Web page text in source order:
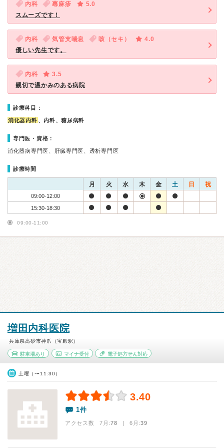
内科 蕁麻疹
5.0
スムーズです！
内科 気管支喘息 咳（セキ）
4.0
優しい先生です。
内科
3.5
親切で温かみのある病院
診療科目：
消化器内科 、内科、糖尿病科
専門医・資格：
消化器病専門医、肝臓専門医、透析専門医
診療時間
月 火 水 木 金 土 日 祝
09:00-12:00
15:30-18:30
09:00-11:00
増田内科医院
兵庫県高砂市神爪（宝殿駅）
駐車場あり マイナ受付 電子処方せん対応
土曜（〜11:30）
3.40
1件
アクセス数 7月:78 | 6月:39